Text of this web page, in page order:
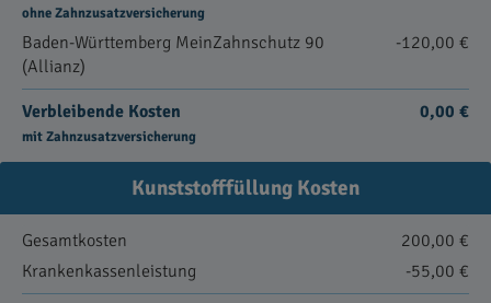
ohne Zahnzusatzversicherung
Baden-Württemberg MeinZahnschutz 90
(Allianz)
-120,00 €
Verbleibende Kosten
mit Zahnzusatzversicherung
0,00 €
Kunststofffüllung Kosten
Gesamtkosten
200,00 €
Krankenkassenleistung
-55,00 €